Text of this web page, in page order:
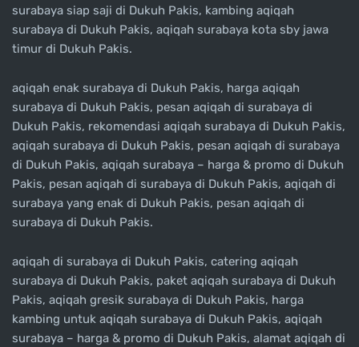
surabaya siap saji di Dukuh Pakis, kambing aqiqah
surabaya di Dukuh Pakis, aqiqah surabaya kota sby jawa
timur di Dukuh Pakis.
aqiqah enak surabaya di Dukuh Pakis, harga aqiqah
surabaya di Dukuh Pakis, pesan aqiqah di surabaya di
Dukuh Pakis, rekomendasi aqiqah surabaya di Dukuh Pakis,
aqiqah surabaya di Dukuh Pakis, pesan aqiqah di surabaya
di Dukuh Pakis, aqiqah surabaya – harga & promo di Dukuh
Pakis, pesan aqiqah di surabaya di Dukuh Pakis, aqiqah di
surabaya yang enak di Dukuh Pakis, pesan aqiqah di
surabaya di Dukuh Pakis.
aqiqah di surabaya di Dukuh Pakis, catering aqiqah
surabaya di Dukuh Pakis, paket aqiqah surabaya di Dukuh
Pakis, aqiqah gresik surabaya di Dukuh Pakis, harga
kambing untuk aqiqah surabaya di Dukuh Pakis, aqiqah
surabaya – harga & promo di Dukuh Pakis, alamat aqiqah di